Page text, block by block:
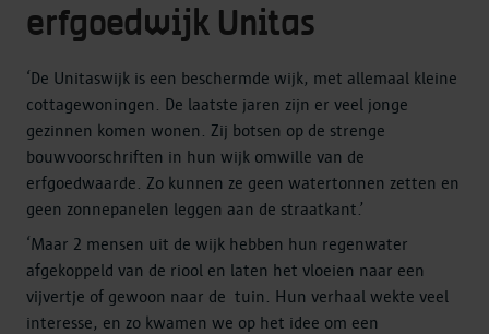
erfgoedwijk Unitas
‘De Unitaswijk is een beschermde wijk, met allemaal kleine
cottagewoningen. De laatste jaren zijn er veel jonge
gezinnen komen wonen. Zij botsen op de strenge
bouwvoorschriften in hun wijk omwille van de
erfgoedwaarde. Zo kunnen ze geen watertonnen zetten en
geen zonnepanelen leggen aan de straatkant.’
‘Maar 2 mensen uit de wijk hebben hun regenwater
afgekoppeld van de riool en laten het vloeien naar een
vijvertje of gewoon naar de tuin. Hun verhaal wekte veel
interesse, en zo kwamen we op het idee om een